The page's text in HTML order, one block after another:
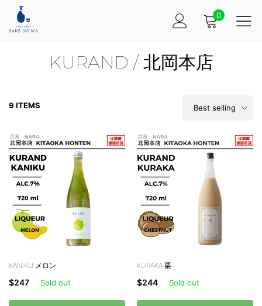
0
KURAND / 北岡本店
9 ITEMS Best selling
KANIKU メロン
$247 Sold out
KURAKA 栗
$244 Sold out